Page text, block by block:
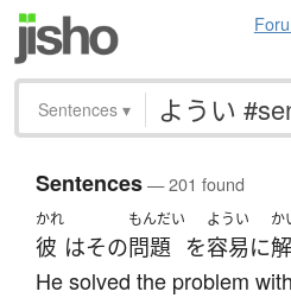
Sentences ▾
Sentences— 201 found
かれ
彼 はその
もんだい
問題 を
ようい
容易に
か
He solved the problem